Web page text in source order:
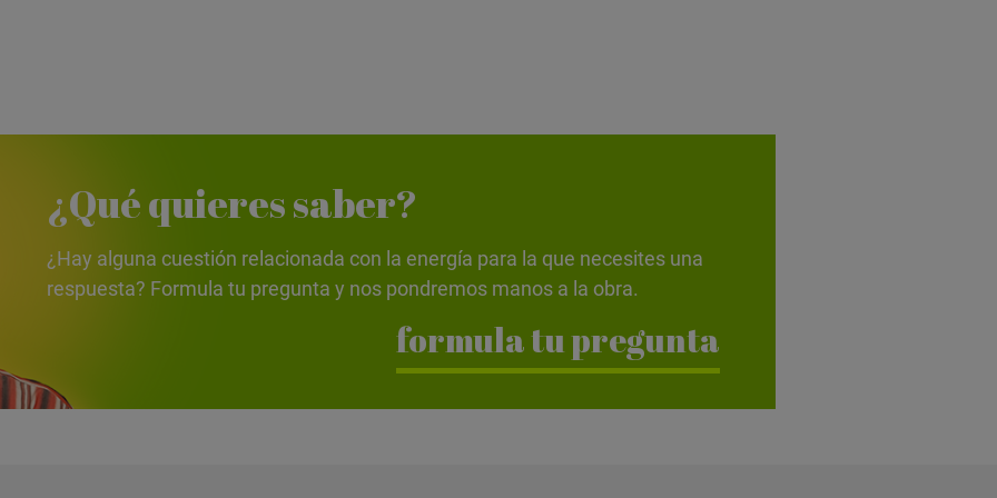
¿Qué quieres saber?
¿Hay alguna cuestión relacionada con la energía para la que necesites una
respuesta? Formula tu pregunta y nos pondremos manos a la obra.
formula tu pregunta